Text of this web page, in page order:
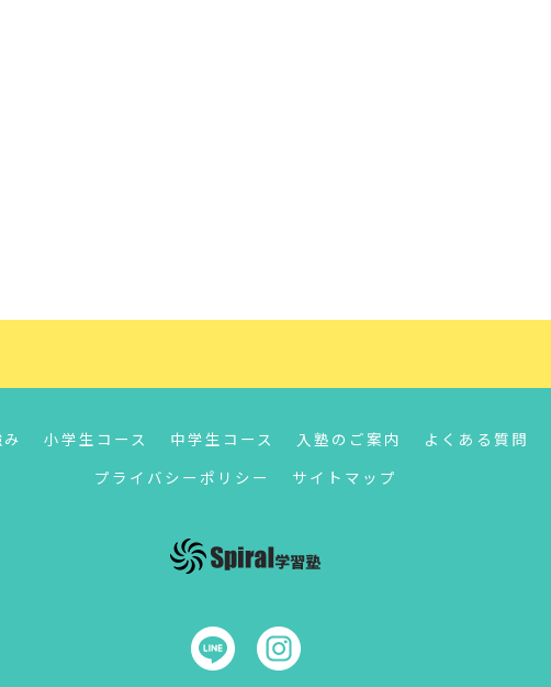
小学生コース 中学生コース 入塾のご案内 よくある質問
プライバシーポリシー サイトマップ